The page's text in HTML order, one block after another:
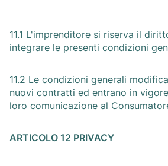
11.1 L'imprenditore si riserva il
integrare le presenti condizioni
11.2 Le condizioni generali
nuovi contratti ed entrano in
loro comunicazione al
ARTICOLO 12 PRIVACY